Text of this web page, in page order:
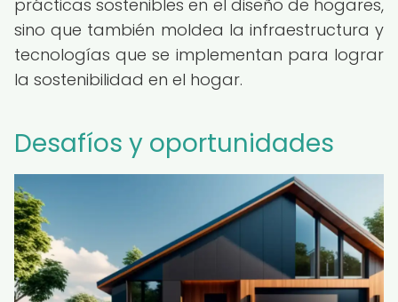
prácticas sostenibles en el diseño de hogares,
sino que también moldea la infraestructura y
tecnologías que se implementan para lograr
la sostenibilidad en el hogar.
Desafíos y oportunidades